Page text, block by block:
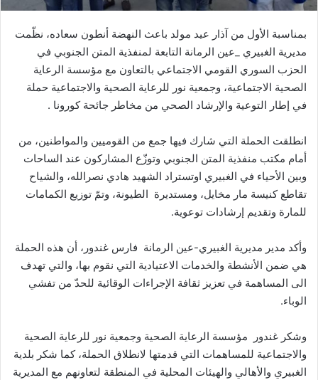
بمناسبة الأول من آذار عيد مولد باعث النهضة أنطون سعاده، نظّمت
مديرية الغبيري _عين الرمانة التابعة لمنفذية المتن الجنوبي في
الحزب السوري القومي الاجتماعي بالتعاون مع مؤسسة الرعاية
الصحية الاجتماعية، وجمعية نور للرعاية الصحية والاجتماعية حملة
في إطار التوعية والإرشاد الصحي من مخاطر جائحة كورونا .
انطلقت الحملة التي شارك فيها جمع من القوميين والمواطنين، من
أمام مكتب منفذية المتن الجنوبي وتوزّع المشاركون عند الساحات
وبين الأحياء في الغبيري اوتستراد الشهيد هادي نصرالله، والشياح
تقاطع كنيسة مار مخايل، ومستديرة الطيونة، وتمّ توزيع الكمامات
للمارة وتقديم إرشادات توعوية.
وأكد مدير مديرية الغبيري-عين الرمانة فارس غندور، أن هذه الحملة
هي ضمن الأنشطة والخدمات الاعتيادية التي نقوم بها، والتي تهدف
الى المساهمة في تعزيز ثقافة الإجراءات الوقائية للحدّ من تفشي
الوباء.
وشكر غندور مؤسسة الرعاية الصحية وجمعية نور للرعاية الصحية
والاجتماعية للمساهمات التي قدمتها لانطلاق الحملة، كما شكر بلدية
الغبيري والأهالي والهيئات المحلية في المنطقة لتعاونهم مع المديرية